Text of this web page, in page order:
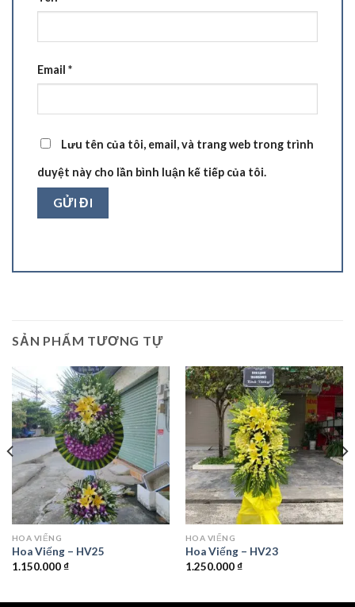
Email *
Lưu tên của tôi, email, và trang web trong trình
duyệt này cho lần bình luận kế tiếp của tôi.
SẢN PHẨM TƯƠNG TỰ
HOA VIẾNG
Hoa Viếng – HV25
1.150.000₫
HOA VIẾNG
Hoa Viếng – HV23
1.250.000₫